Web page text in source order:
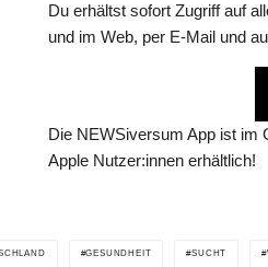
Du erhältst sofort Zugriff auf
und im Web, per E-Mail und
Die NEWSiversum App ist im
Apple Nutzer:innen erhältlich!
GESUNDHEIT SUCHT